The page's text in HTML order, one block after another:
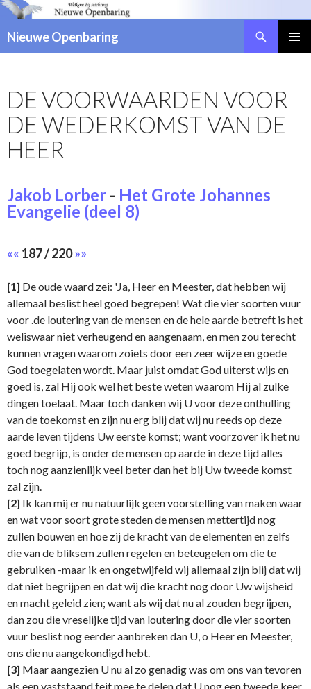
Nieuwe Openbaring
SPRINGEN
DE VOORWAARDEN VOOR
DE WEDERKOMST VAN DE
HEER
Jakob Lorber - Het Grote Johannes
Evangelie (deel 8)
«« 187 / 220»»
[1] De oude waard zei: 'Ja, Heer en Meester, dat hebben wij
allemaal beslist heel goed begrepen! Wat die vier soorten vuur
voor .de loutering van de mensen en de hele aarde betreft is het
weliswaar niet verheugend en aangenaam, en men zou terecht
kunnen vragen waarom zoiets door een zeer wijze en goede
God toegelaten wordt. Maar juist omdat God uiterst wijs en
goed is, zal Hij ook wel het beste weten waarom Hij al zulke
dingen toelaat. Maar toch danken wij U voor deze onthulling
van de toekomst en zijn nu erg blij dat wij nu reeds op deze
aarde leven tijdens Uw eerste komst; want voorzover ik het nu
goed begrijp, is onder de mensen op aarde in deze tijd alles
toch nog aanzienlijk veel beter dan het bij Uw tweede komst
zal zijn.
[2] Ik kan mij er nu natuurlijk geen voorstelling van maken waar
en wat voor soort grote steden de mensen mettertijd nog
zullen bouwen en hoe zij de kracht van de elementen en zelfs
die van de bliksem zullen regelen en beteugelen om die te
gebruiken -maar ik en ongetwijfeld wij allemaal zijn blij dat wij
dat niet begrijpen en dat wij die kracht nog door Uw wijsheid
en macht geleid zien; want als wij dat nu al zouden begrijpen,
dan zou die vreselijke tijd van loutering door die vier soorten
vuur beslist nog eerder aanbreken dan U, o Heer en Meester,
ons die nu aangekondigd hebt.
[3] Maar aangezien U nu al zo genadig was om ons van tevoren
als een vaststaand feit mee te delen dat U nog een tweede keer